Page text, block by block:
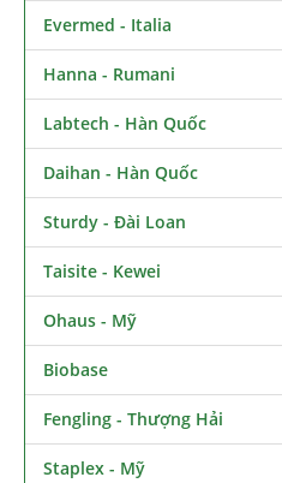
Evermed - Italia
Hanna - Rumani
Labtech - Hàn Quốc
Daihan - Hàn Quốc
Sturdy - Đài Loan
Taisite - Kewei
Ohaus - Mỹ
Biobase
Fengling - Thượng Hải
Staplex - Mỹ